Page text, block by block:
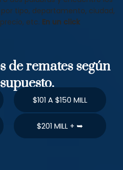
tipo, departamento, ciudad,
etc. En un click
de remates según
$101 A $150 MILL
$201 MILL + ➥